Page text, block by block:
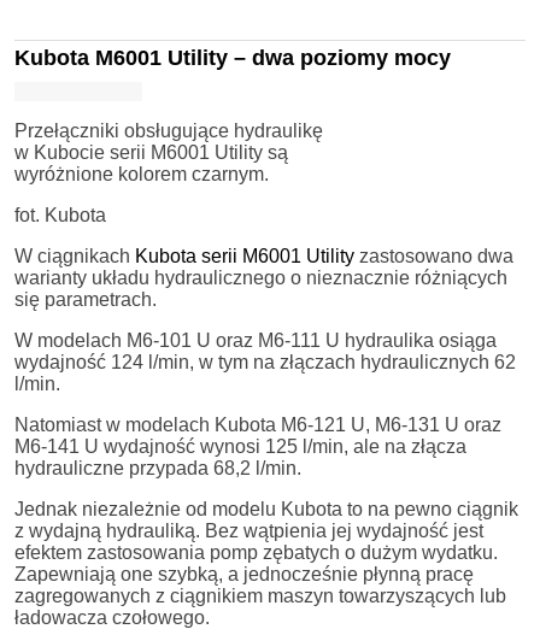
Kubota M6001 Utility – dwa poziomy mocy
Przełączniki obsługujące hydraulikę
w Kubocie serii M6001 Utility są
wyróżnione kolorem czarnym.
fot. Kubota
W ciągnikach Kubota serii M6001 Utility zastosowano dwa
warianty układu hydraulicznego o nieznacznie różniących
się parametrach.
W modelach M6-101 U oraz M6-111 U hydraulika osiąga
wydajność 124 l/min, w tym na złączach hydraulicznych 62
l/min.
Natomiast w modelach Kubota M6-121 U, M6-131 U oraz
M6-141 U wydajność wynosi 125 l/min, ale na złącza
hydrauliczne przypada 68,2 l/min.
Jednak niezależnie od modelu Kubota to na pewno ciągnik
z wydajną hydrauliką. Bez wątpienia jej wydajność jest
efektem zastosowania pomp zębatych o dużym wydatku.
Zapewniają one szybką, a jednocześnie płynną pracę
zagregowanych z ciągnikiem maszyn towarzyszących lub
ładowacza czołowego.